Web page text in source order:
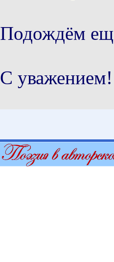
Подождём
С уважением!